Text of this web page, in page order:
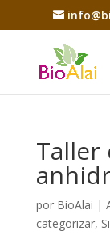
Taller
por BioAlai |
categorizar,